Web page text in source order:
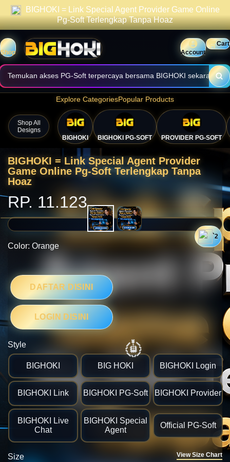
BIGHOKI = Link Special Agent Provider Game Online
Pg-Soft Terlengkap Tanpa Hoaz
Shop
praktis.
Informasi halaman dibuat jelas, cepat, dan mudah digunakan.
Nikmati akses nyaman melalui perangkat desktop maupun mobile.
Temukan akses PG-Soft terpercaya bersama BIGHOKI sekarang.
Account
Cart
Explore CategoriesPopular Products
Shop All
Designs
BIGHOKI
BIGHOKI PG-SOFT PROVIDER PG-SOFT
BIGHOKI = Link Special Agent Provider
Game Online Pg-Soft Terlengkap Tanpa
Hoaz
RP. 11.123
`2
Color: Orange
DAFTAR DISINI
LOGIN DISINI
Style
BIGHOKI BIG HOKI BIGHOKI Login
BIGHOKI Link BIGHOKI PG-Soft BIGHOKI Provider
BIGHOKI Live
Chat
BIGHOKI Special
Agent
Official PG-Soft
Size View Size Chart
💴
💴
🎯